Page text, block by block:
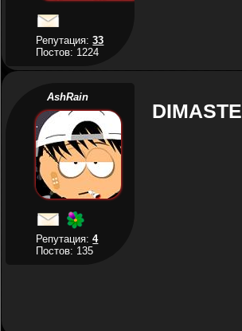
Репутация:33
Постов: 1224
AshRain
Репутация:4
Постов: 135